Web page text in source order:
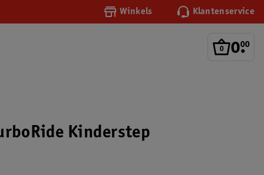
Winkels Klantenservice
0.
00
Kinderstep